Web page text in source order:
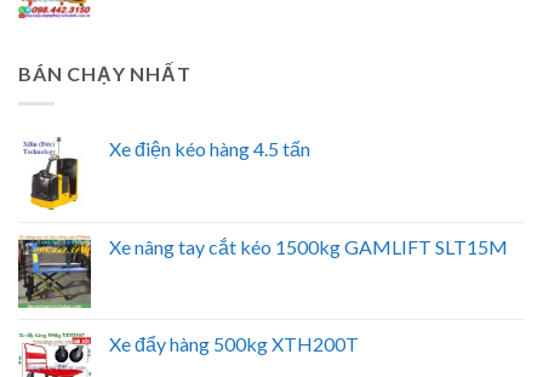
BÁN CHẠY NHẤT
Xe điện kéo hàng 4.5 tấn
Xe nâng tay cắt kéo 1500kg GAMLIFT SLT15M
Xe đẩy hàng 500kg XTH200T